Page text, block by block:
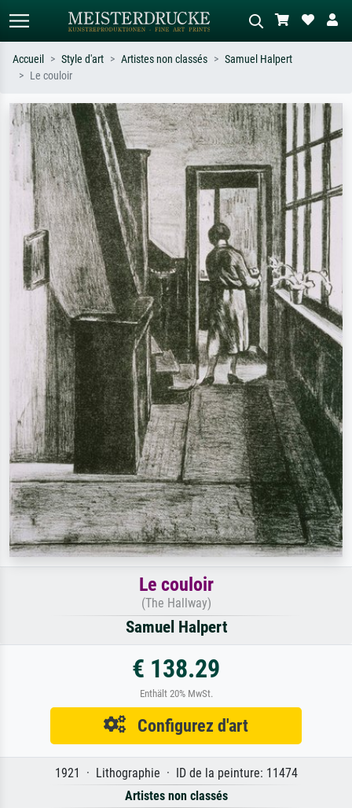
Recherchez par artiste, titre ou style –
ex. Monet, Nuit étoilée,
impressionnisme, vague de Hokusai,
nu.
Décrivez la scène – ex. prairie verte,
abstrait avec beaucoup de rouge,
tableau sombre, nu debout près d'un
arbre.
Accueil Style d'art Artistes non classés
Samuel Halpert
Le couloir
Le couloir
(The Hallway)
Samuel Halpert
€ 138.29
Enthält 20% MwSt.
Configurez d'art
1921 · Lithographie · ID de la peinture: 11474
Artistes non classés